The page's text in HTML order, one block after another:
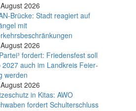
2026
Brücke: Stadt reagiert auf
mit
2026
fordert: Friedens­fest soll
2027 auch im Land­kreis Feier­
werden
2026
in Kitas: AWO
fordert Schulterschluss